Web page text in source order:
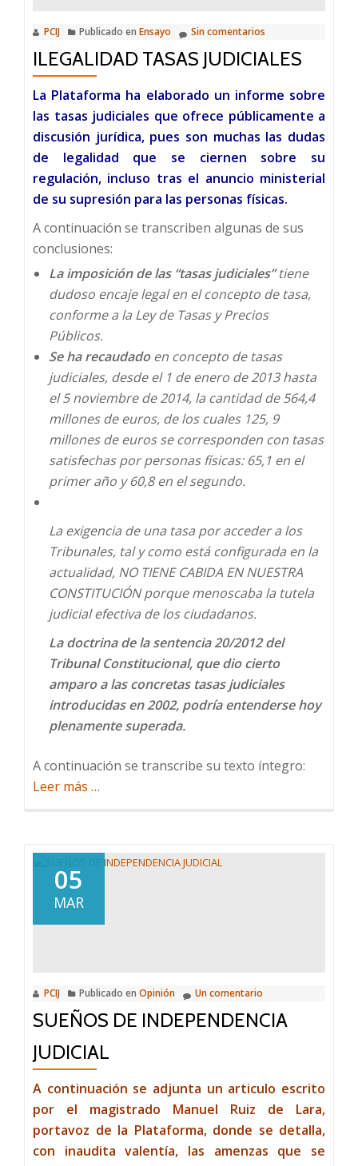
PCIJ Publicado en Ensayo Sin comentarios
ILEGALIDAD TASAS JUDICIALES
La Plataforma ha elaborado un informe sobre
las tasas judiciales que ofrece públicamente a
discusión jurídica, pues son muchas las dudas
de legalidad que se ciernen sobre su
regulación, incluso tras el anuncio ministerial
de su supresión para las personas físicas.
A continuación se transcriben algunas de sus
conclusiones:
La imposición de las “tasas judiciales”tiene
dudoso encaje legal en el concepto de tasa,
conforme a la Ley de Tasas y Precios
Públicos.
Se ha recaudadoen concepto de tasas
judiciales, desde el 1 de enero de 2013 hasta
el 5 noviembre de 2014, la cantidad de 564,4
millones de euros, de los cuales 125, 9
millones de euros se corresponden con tasas
satisfechas por personas físicas: 65,1 en el
primer año y 60,8 en el segundo.
La exigencia de una tasa por acceder a los
Tribunales, tal y como está configurada en la
actualidad, NO TIENE CABIDA EN NUESTRA
CONSTITUCIÓN porque menoscaba la tutela
judicial efectiva de los ciudadanos.
La doctrina de la sentencia 20/2012 del
Tribunal Constitucional, que dio cierto
amparo a las concretas tasas judiciales
introducidas en 2002, podría entenderse hoy
plenamente superada.
A continuación se transcribe su texto íntegro:
Leer más Acerca
…
05
MAR
PCIJ Publicado en Opinión Un comentario
SUEÑOS DE INDEPENDENCIA
JUDICIAL
A continuación se adjunta un articulo escrito
por el magistrado Manuel Ruiz de Lara,
portavoz de la Plataforma, donde se detalla,
con inaudita valentía, las amenzas que se